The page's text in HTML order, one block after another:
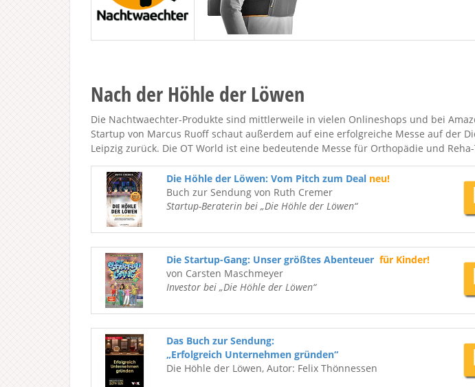
Nach der Höhle der Löwen
Die Nachtwaechter-Produkte sind mittlerweile in vielen Onlineshops und bei
Startup von Marcus Ruoff schaut außerdem auf eine erfolgreiche Messe auf der
Leipzig zurück. Die OT World ist eine bedeutende Messe für Orthopädie und
Die Höhle der Löwen: Vom Pitch zum Deal neu!
Buch zur Sendung von Ruth Cremer
Startup-Beraterin bei „Die Höhle der Löwen“
Die Startup-Gang: Unser größtes Abenteuer für Kinder!
von Carsten Maschmeyer
Investor bei „Die Höhle der Löwen“
Das Buch zur Sendung:
„Erfolgreich Unternehmen gründen“
Die Höhle der Löwen, Autor: Felix Thönnessen